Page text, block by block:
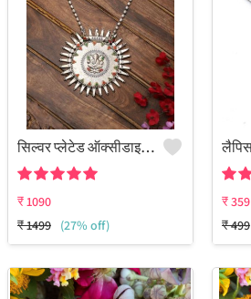
सिल्वर प्लेटेड ऑक्सीडाइज्ड लॉन्ग नेकलेस
₹1090
₹1499 (27% off)
₹359
₹499